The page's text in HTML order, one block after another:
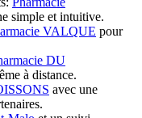
simple et intuitive.
VALQUE pour
DU
à distance.
avec une